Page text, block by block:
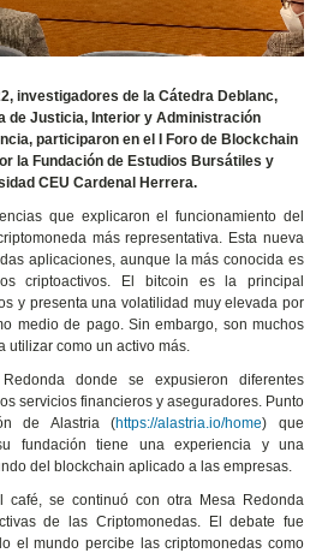
investigadores de la Cátedra Deblanc,
de Justicia, Interior y Administración
participaron en el I Foro de Blockchain
la Fundación de Estudios Bursátiles y
CEU Cardenal Herrera.
que explicaron el funcionamiento del
más representativa. Esta nueva
aplicaciones, aunque la más conocida es
criptoactivos. El bitcoin es la principal
y presenta una volatilidad muy elevada por
medio de pago. Sin embargo, son muchos
utilizar como un activo más.
donde se expusieron diferentes
servicios financieros y aseguradores. Punto
de Alastria (https://alastria.io/home) que
fundación tiene una experiencia y una
del blockchain aplicado a las empresas.
café, se continuó con otra Mesa Redonda
de las Criptomonedas. El debate fue
el mundo percibe las criptomonedas como